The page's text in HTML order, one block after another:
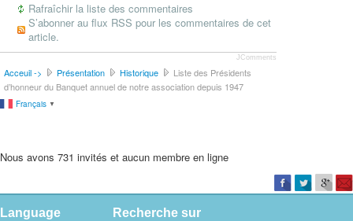
Rafraîchir la liste des commentaires
S’abonner au flux RSS pour les commentaires de cet
article.
JComments
Acceuil -> Présentation Historique
Liste des Présidents
d’honneur du Banquet annuel de notre association depuis 1947
Français ▼
Nous avons 731 invités et aucun membre en ligne
Language
Recherche sur